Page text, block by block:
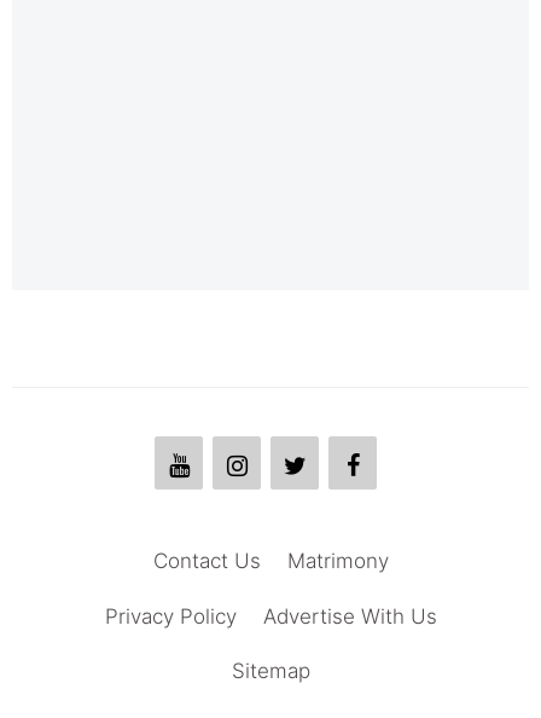
Matrimony
Contact Us
Advertise With Us
Privacy Policy
Sitemap